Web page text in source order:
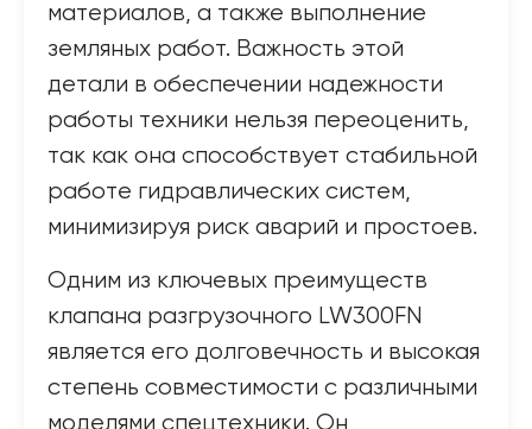
материалов, а также выполнение
земляных работ. Важность этой
детали в обеспечении надежности
работы техники нельзя переоценить,
так как она способствует стабильной
работе гидравлических систем,
минимизируя риск аварий и простоев.
Одним из ключевых преимуществ
клапана разгрузочного LW300FN
является его долговечность и высокая
степень совместимости с различными
моделями спецтехники. Он